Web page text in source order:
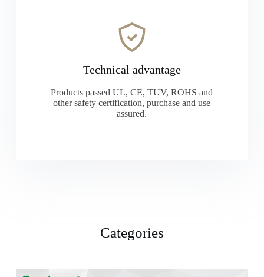
Technical advantage
Products passed UL, CE, TUV, ROHS and
other safety certification, purchase and use
assured.
Categories